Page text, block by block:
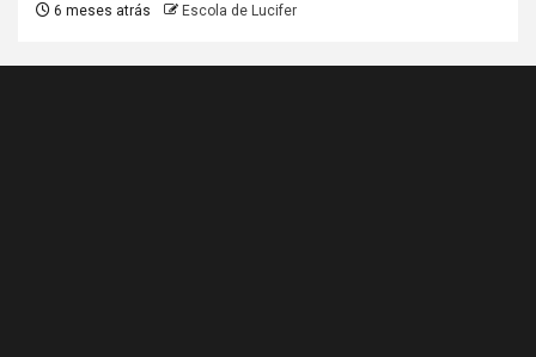
6 meses atrás Escola de Lucifer